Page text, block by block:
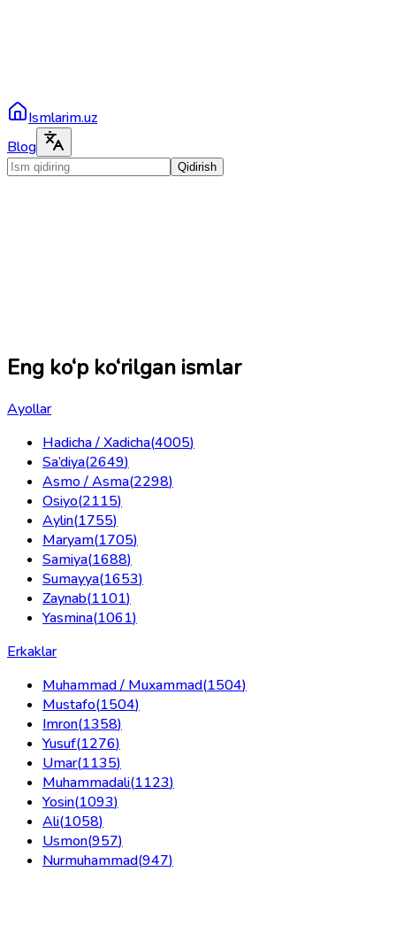
Ismlarim.uz
Blog
Qidirish
Eng ko‘p ko‘rilgan ismlar
Ayollar
Hadicha / Xadicha(4005)
Sa’diya(2649)
Asmo / Asma(2298)
Osiyo(2115)
Aylin(1755)
Maryam(1705)
Samiya(1688)
Sumayya(1653)
Zaynab(1101)
Yasmina(1061)
Erkaklar
Muhammad / Muxammad(1504)
Mustafo(1504)
Imron(1358)
Yusuf(1276)
Umar(1135)
Muhammadali(1123)
Yosin(1093)
Ali(1058)
Usmon(957)
Nurmuhammad(947)